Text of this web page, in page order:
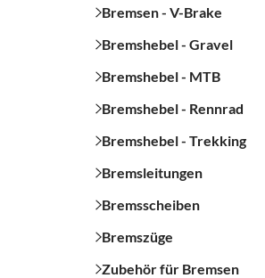
Bremsen - V-Brake
Bremshebel - Gravel
Bremshebel - MTB
Bremshebel - Rennrad
Bremshebel - Trekking
Bremsleitungen
Bremsscheiben
Bremszüge
Zubehör für Bremsen